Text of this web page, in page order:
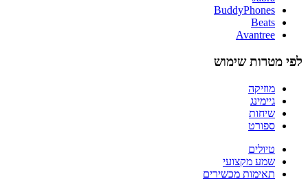
BuddyPhones
Beats
Avantree
לפי מטרות שימוש
מוזיקה
גיימינג
שיחות
ספורט
טיולים
שמע מקצועי
תאימות מכשירים